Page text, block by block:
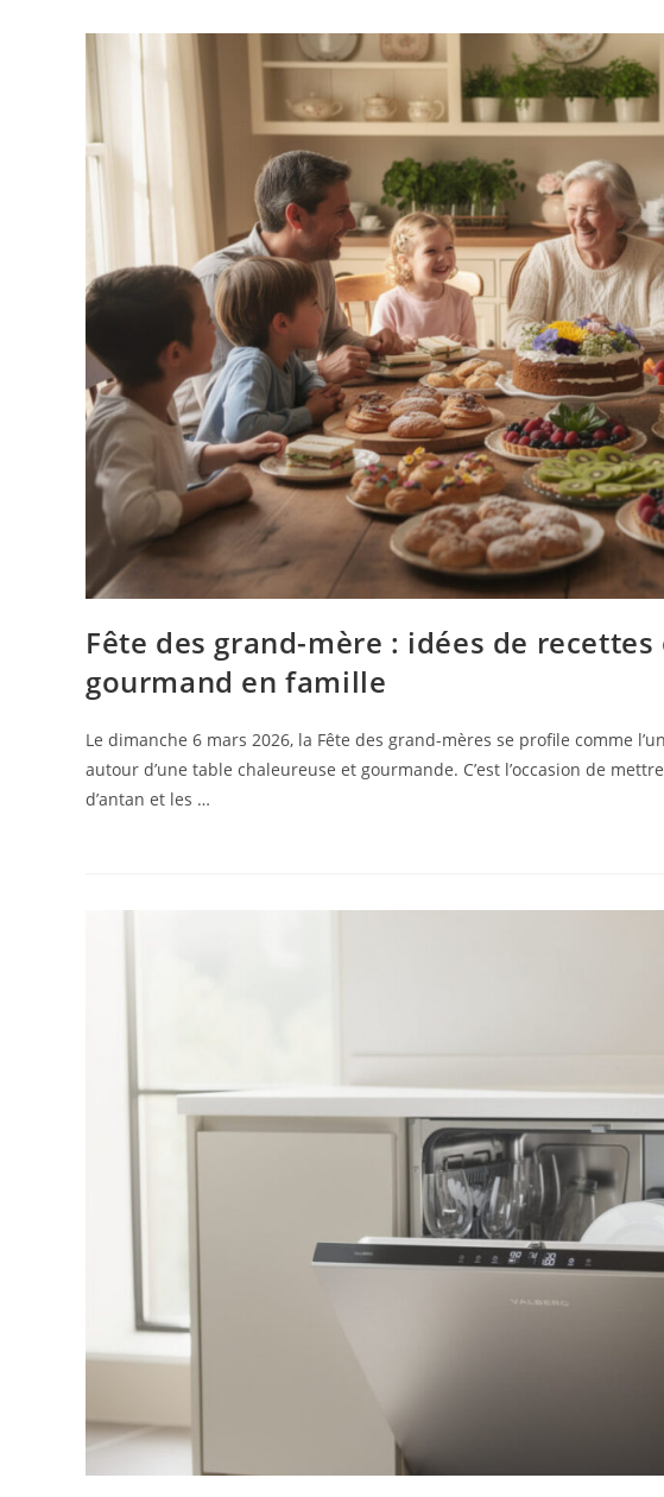
Fête des grand-mère : idées de
gourmand en famille
Le dimanche 6 mars 2026, la Fête des grand-mères se profile comme
autour d’une table chaleureuse et gourmande. C’est l’occasion de
d’antan et les …